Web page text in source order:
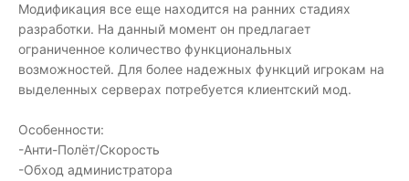
Модификация все еще находится на ранних стадиях
разработки. На данный момент он предлагает
ограниченное количество функциональных
возможностей. Для более надежных функций игрокам на
выделенных серверах потребуется клиентский мод.
Особенности:
-Анти-Полёт/Скорость
-Обход администратора